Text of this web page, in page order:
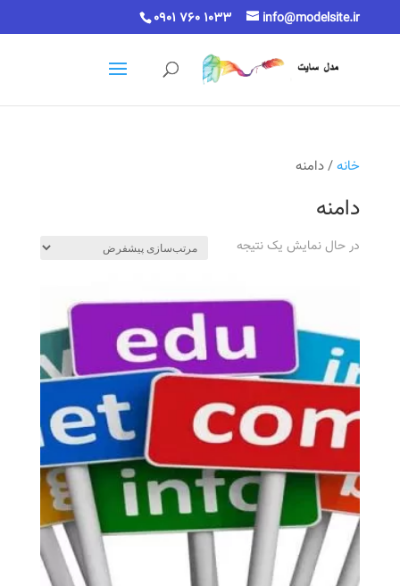
0901 760 1033 info@modelsite.ir
خانه/ دامنه
دامنه
در حال نمایش یک نتیجه